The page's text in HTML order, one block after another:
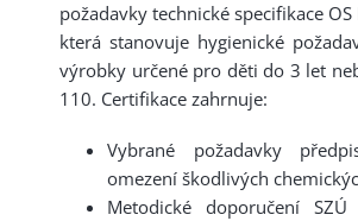
požadavky technické specifikace
která stanovuje hygienické
výrobky určené pro děti do 3 let
110. Certifikace zahrnuje:
Vybrané požadavky
omezení škodlivých
Metodické doporučení